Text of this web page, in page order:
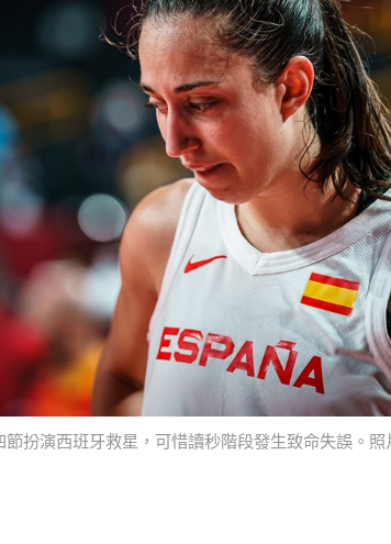
扮演西班牙救星，可惜讀秒階段發生致命失誤。